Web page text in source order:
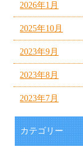
2026年1月
2025年10月
2023年9月
2023年8月
2023年7月
カテゴリー